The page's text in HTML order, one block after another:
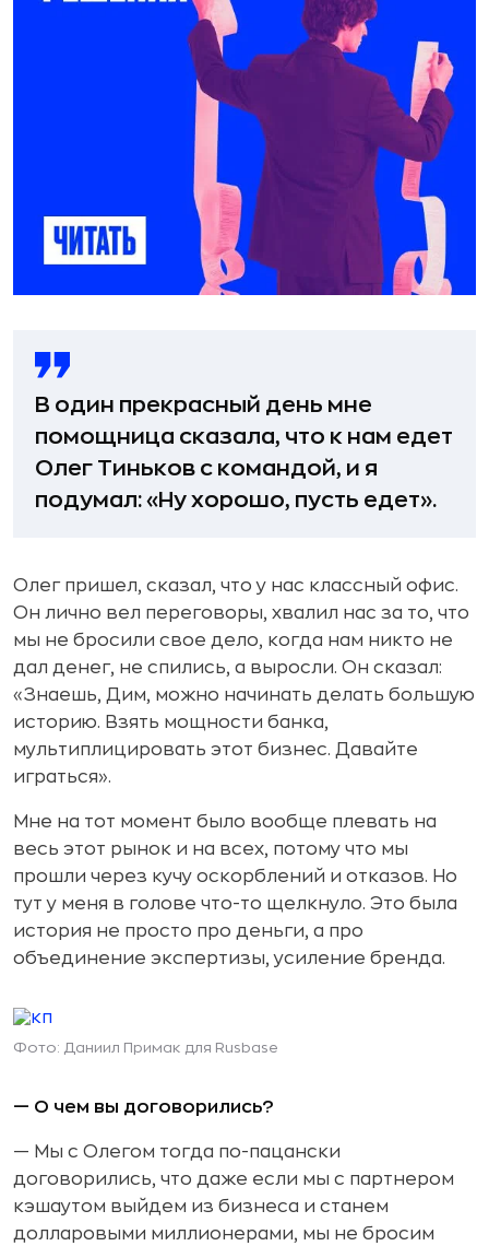
В один прекрасный день мне
помощница сказала, что к нам едет
Олег Тиньков с командой, и я
подумал: «Ну хорошо, пусть едет».
Олег пришел, сказал, что у нас классный офис.
Он лично вел переговоры, хвалил нас за то, что
мы не бросили свое дело, когда нам никто не
дал денег, не спились, а выросли. Он сказал:
«Знаешь, Дим, можно начинать делать большую
историю. Взять мощности банка,
мультиплицировать этот бизнес. Давайте
играться».
Мне на тот момент было вообще плевать на
весь этот рынок и на всех, потому что мы
прошли через кучу оскорблений и отказов. Но
тут у меня в голове что-то щелкнуло. Это была
история не просто про деньги, а про
объединение экспертизы, усиление бренда.
Фото: Даниил Примак для Rusbase
— О чем вы договорились?
— Мы с Олегом тогда по-пацански
договорились, что даже если мы с партнером
кэшаутом выйдем из бизнеса и станем
долларовыми миллионерами, мы не бросим